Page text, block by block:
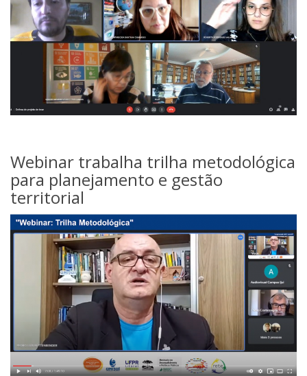
Webinar trabalha trilha metodológica
para planejamento e gestão
territorial